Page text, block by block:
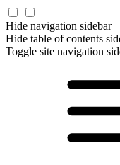
Hide navigation sidebar
Hide table of contents
Toggle site navigation